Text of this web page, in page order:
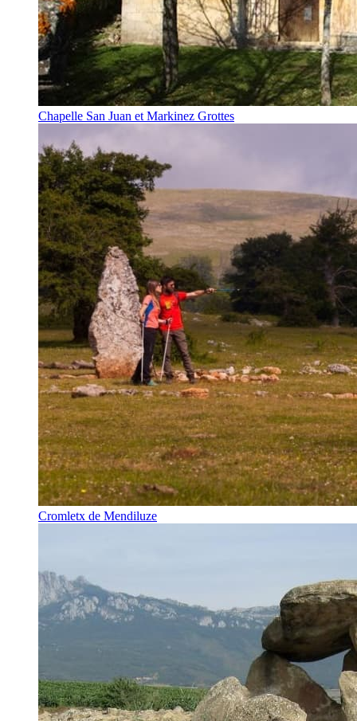
Chapelle San Juan et Markinez Grottes
Cromletx de Mendiluze